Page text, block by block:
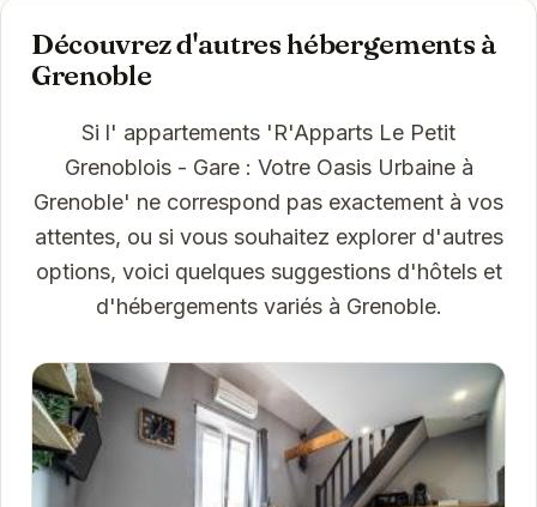
Découvrez d'autres hébergements à
Grenoble
Si l' appartements 'R'Apparts Le Petit
Grenoblois - Gare : Votre Oasis Urbaine à
Grenoble' ne correspond pas exactement à vos
attentes, ou si vous souhaitez explorer d'autres
options, voici quelques suggestions d'hôtels et
d'hébergements variés à Grenoble.